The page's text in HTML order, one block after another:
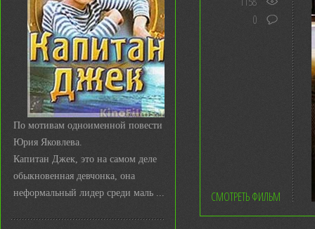
По мотивам одноименной повести
Юрия Яковлева.
Капитан Джек, это на самом деле
обыкновенная девчонка, она
неформальный лидер среди маль ...
0
СМОТРЕТЬ ФИЛЬМ